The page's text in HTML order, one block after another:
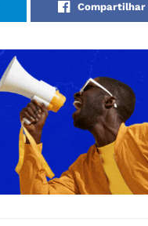
Compartilhar